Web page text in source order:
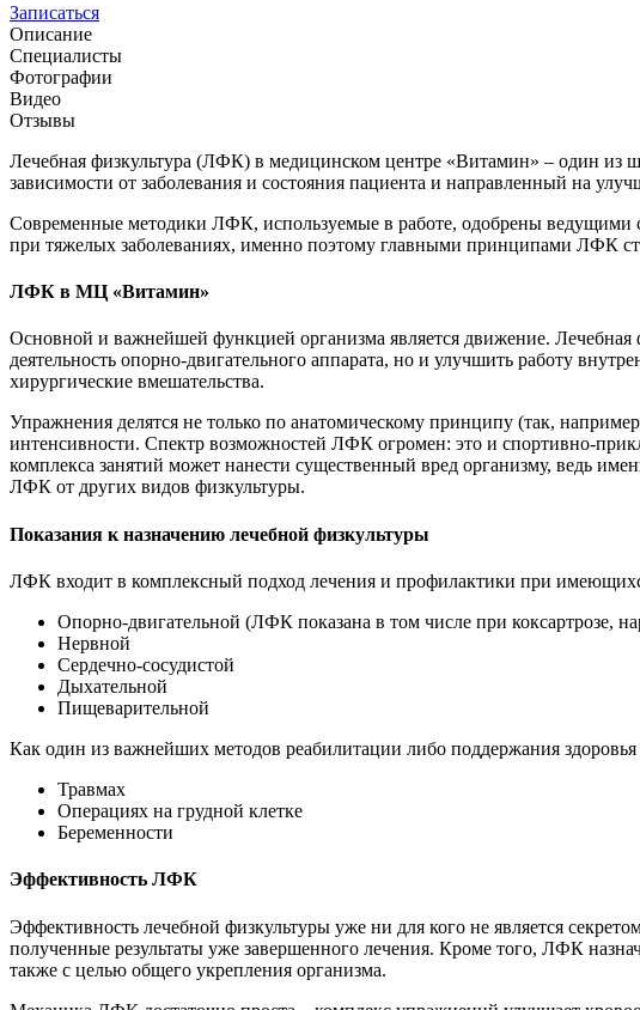
Записаться
Описание
Специалисты
Фотографии
Видео
Отзывы
Лечебная физкультура (ЛФК) в медицинском центре «Витамин» – один из
зависимости от заболевания и состояния пациента и направленный на
Современные методики ЛФК, используемые в работе, одобрены ведущими
при тяжелых заболеваниях, именно поэтому главными принципами ЛФК
ЛФК в МЦ «Витамин»
Основной и важнейшей функцией организма является движение. Лечебная
деятельность опорно-двигательного аппарата, но и улучшить работу
хирургические вмешательства.
Упражнения делятся не только по анатомическому принципу (так,
интенсивности. Спектр возможностей ЛФК огромен: это и спортивно-
комплекса занятий может нанести существенный вред организму, ведь
ЛФК от других видов физкультуры.
Показания к назначению лечебной физкультуры
ЛФК входит в комплексный подход лечения и профилактики при
Опорно-двигательной (ЛФК показана в том числе при коксартрозе,
Нервной
Сердечно-сосудистой
Дыхательной
Пищеварительной
Как один из важнейших методов реабилитации либо поддержания
Травмах
Операциях на грудной клетке
Беременности
Эффективность ЛФК
Эффективность лечебной физкультуры уже ни для кого не является
полученные результаты уже завершенного лечения. Кроме того, ЛФК
также с целью общего укрепления организма.